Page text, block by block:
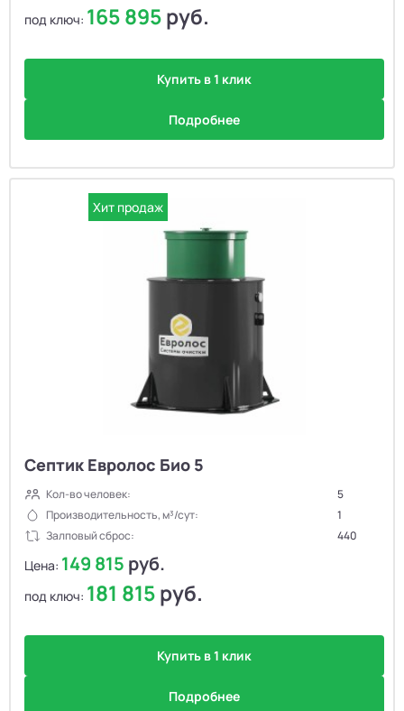
под ключ: 165 895руб.
Купить в 1 клик
Подробнее
Хит продаж
Септик Евролос Био 5
Кол-во человек:
5
Производительность, м³/сут:
1
Залповый сброс:
440
Цена: 149 815 руб.
под ключ: 181 815руб.
Купить в 1 клик
Подробнее